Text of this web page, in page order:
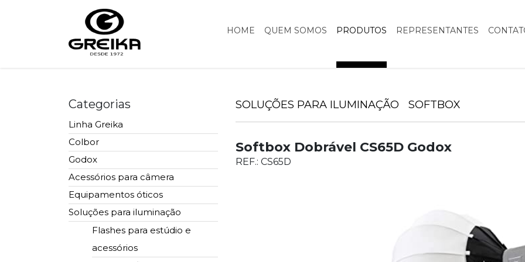
HOME QUEM SOMOS PRODUTOS REPRESENTANTES
Categorias
Linha Greika
Colbor
Godox
Acessórios para câmera
Equipamentos óticos
Lentes e Acessórios
Soluções para iluminação
Flashes para estúdio e
acessórios
SOLUÇÕES PARA ILUMINAÇÃO SOFTBOX
Softbox Dobrável CS65D Godox
REF.: CS65D